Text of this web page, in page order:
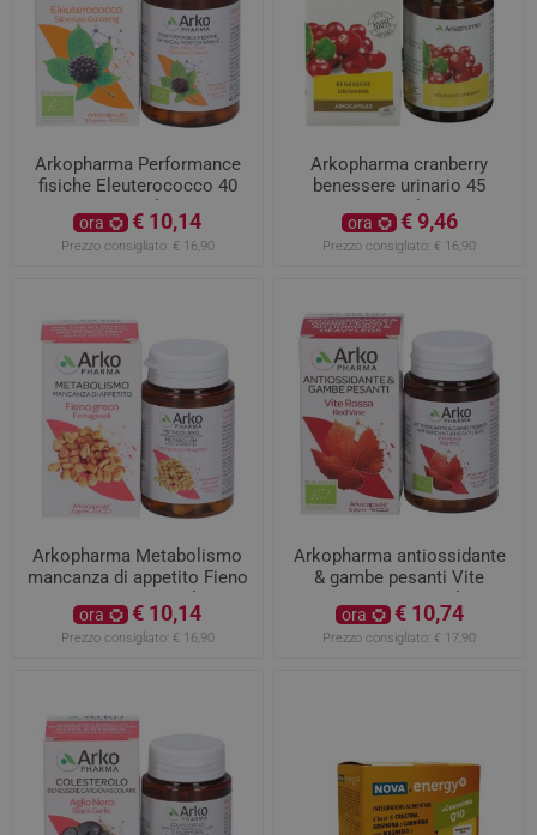
Arkopharma Performance
fisiche Eleuterococco 40
capsule
ora € 10,14
Prezzo consigliato: € 16,90
Arkopharma cranberry
benessere urinario 45
capsule
ora € 9,46
Prezzo consigliato: € 16,90
Arkopharma Metabolismo
mancanza di appetito Fieno
ora € 10,14
Prezzo consigliato: € 16,90
Arkopharma antiossidante
& gambe pesanti Vite
ora € 10,74
Prezzo consigliato: € 17,90